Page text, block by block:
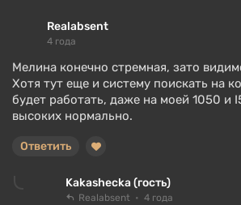
Realabsent
4 года
Мелина конечно стремная, зато
Хотя тут еще и систему поискать на
будет работать, даже на моей 1050 и
высоких нормально.
Ответить
Kakashecka (гость)
Realabsent 4 года